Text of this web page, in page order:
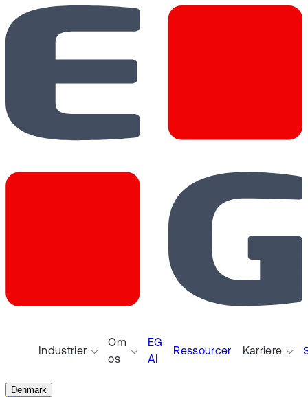
Industrier
Om
os
EG
AI
Ressourcer Karriere
Denmark